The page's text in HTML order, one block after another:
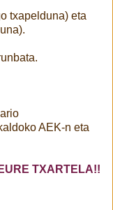
txapelduna) eta
AEK-n eta
TXARTELA!!